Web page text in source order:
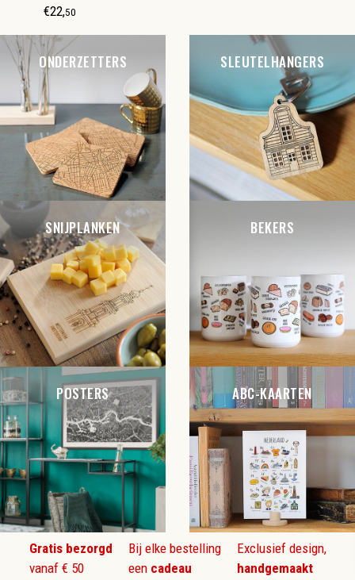
€22,50
ONDERZETTERS SLEUTELHANGERS
SNIJPLANKEN BEKERS
POSTERS ABC-KAARTEN
Gratis bezorgd
vanaf € 50
Bij elke bestelling
een cadeau
Exclusief design,
handgemaakt